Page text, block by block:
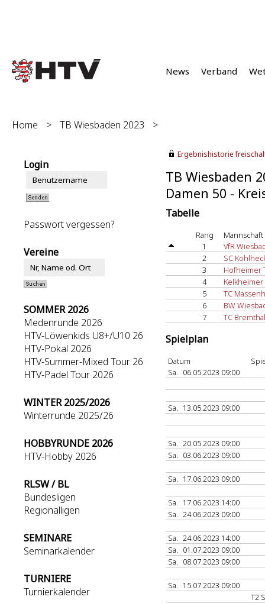
News Verband
Home > TB Wiesbaden 2023 >
Login
Passwort vergessen?
Vereine
SOMMER 2026
Medenrunde 2026
HTV-Löwenkids U8+/U10 26
HTV-Pokal 2026
HTV-Summer-Mixed Tour 26
HTV-Padel Tour 2026
WINTER 2025/2026
Winterrunde 2025/26
HOBBYRUNDE 2026
HTV-Hobby 2026
RLSW / BL
Bundesligen
Regionalligen
SEMINARE
Seminarkalender
TURNIERE
Turnierkalender
Ergebnishistorie
TB Wiesbaden
Damen 50 -
Tabelle
Rang
Mannschaft
1
VfR
2
SC
3
Hofheimer
4
Kelkheimer
5
TC
6
BW
7
TC Bremthal
Spielplan
Datum
Sa. 06.05.2023 09:00
Sa. 13.05.2023 09:00
Sa. 20.05.2023 09:00
Sa. 03.06.2023 09:00
Sa. 17.06.2023 09:00
Sa. 17.06.2023 14:00
Sa. 24.06.2023 09:00
Sa. 24.06.2023 14:00
Sa. 01.07.2023 09:00
Sa. 08.07.2023 09:00
Sa. 15.07.2023 09:00
T2